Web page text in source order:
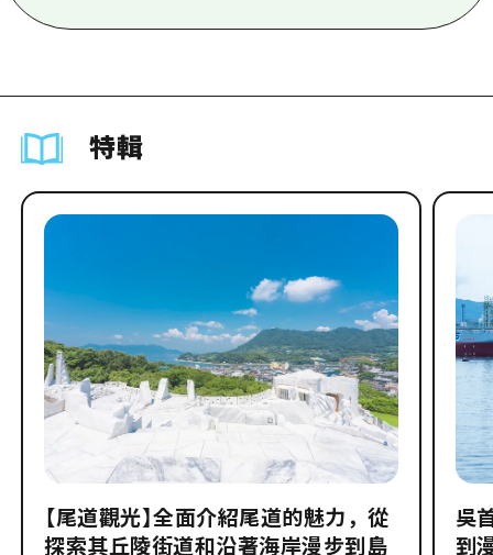
特輯
【尾道觀光】全面介紹尾道的魅力，從
探索其丘陵街道和沿著海岸漫步到島
吳
到